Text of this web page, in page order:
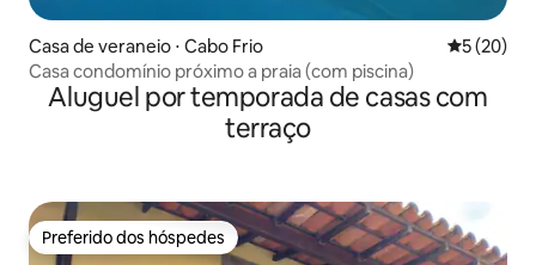
Casa de veraneio ⋅ Cabo Frio 5 de uma
5 (20)
Casa condomínio próximo a praia (com piscina)
Aluguel por temporada de casas com
terraço
Preferido dos hóspedes
Preferido dos hóspedes